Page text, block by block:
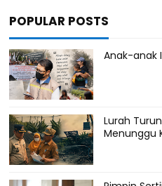
POPULAR POSTS
Anak-anak
Lurah
Menunggu